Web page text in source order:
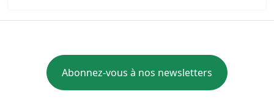
Abonnez-vous à nos newsletters